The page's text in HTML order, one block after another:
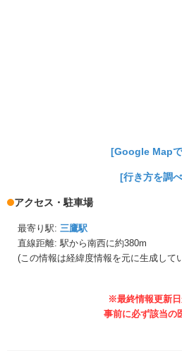
[Google Map
[行き方を調
アクセス・駐車場
最寄り駅: 三鷹駅
直線距離: 駅から南西に約380m
(この情報は経緯度情報を元に生成して